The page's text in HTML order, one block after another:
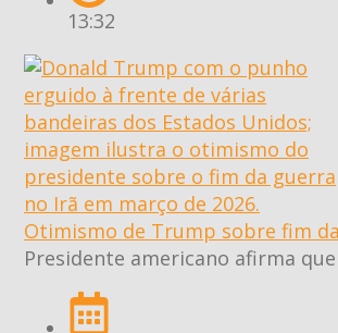
13:32
Otimismo de Trump sobre fim
Presidente americano afirma